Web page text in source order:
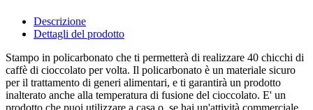
Descrizione
Dettagli del prodotto
Stampo in policarbonato che ti permetterà di realizzare 40 chicchi di
caffè di cioccolato per volta. Il policarbonato è un materiale sicuro
per il trattamento di generi alimentari, e ti garantirà un prodotto
inalterato anche alla temperatura di fusione del cioccolato. E' un
prodotto che puoi utilizzare a casa o, se hai un'attività commerciale,